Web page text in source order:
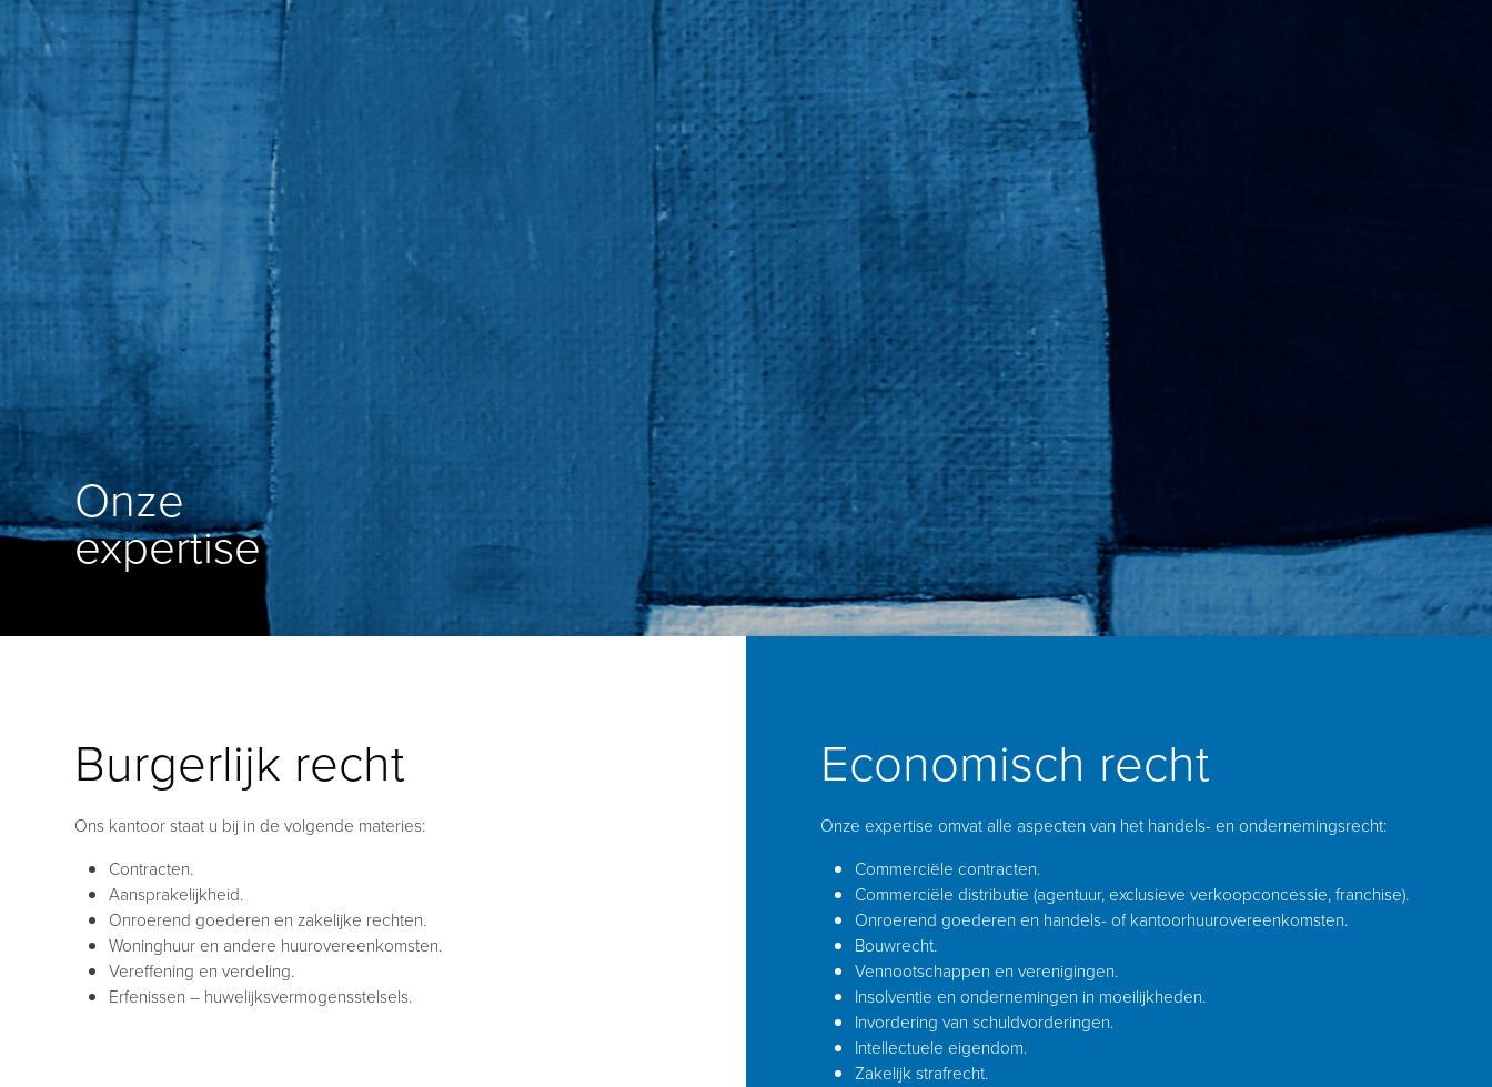
Onze
expertise
Burgerlijk recht
Ons kantoor staat u bij in de volgende materies:
Contracten.
Aansprakelijkheid.
Onroerend goederen en zakelijke rechten.
Woninghuur en andere huurovereenkomsten.
Vereffening en verdeling.
Erfenissen – huwelijksvermogensstelsels.
Economisch recht
Onze expertise omvat alle aspecten van het handels- en ondernemingsrecht:
Commerciële contracten.
Commerciële distributie (agentuur, exclusieve verkoopconcessie, franchise).
Onroerend goederen en handels- of kantoorhuurovereenkomsten.
Bouwrecht.
Vennootschappen en verenigingen.
Insolventie en ondernemingen in moeilijkheden.
Invordering van schuldvorderingen.
Intellectuele eigendom.
Zakelijk strafrecht.